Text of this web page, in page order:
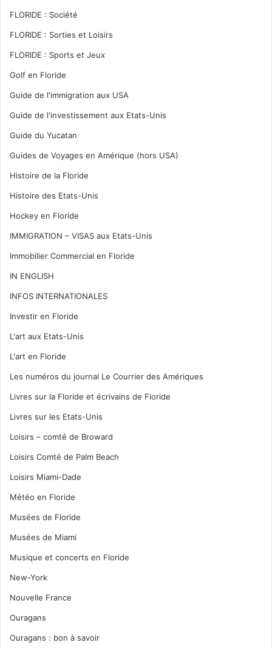
FLORIDE : Société
FLORIDE : Sorties et Loisirs
FLORIDE : Sports et Jeux
Golf en Floride
Guide de l'immigration aux USA
Guide de l'investissement aux Etats-Unis
Guide du Yucatan
Guides de Voyages en Amérique (hors USA)
Histoire de la Floride
Histoire des Etats-Unis
Hockey en Floride
IMMIGRATION – VISAS aux Etats-Unis
Immobilier Commercial en Floride
IN ENGLISH
INFOS INTERNATIONALES
Investir en Floride
L'art aux Etats-Unis
L'art en Floride
Les numéros du journal Le Courrier des Amériques
Livres sur la Floride et écrivains de Floride
Livres sur les Etats-Unis
Loisirs – comté de Broward
Loisirs Comté de Palm Beach
Loisirs Miami-Dade
Météo en Floride
Musées de Floride
Musées de Miami
Musique et concerts en Floride
New-York
Nouvelle France
Ouragans
Ouragans : bon à savoir